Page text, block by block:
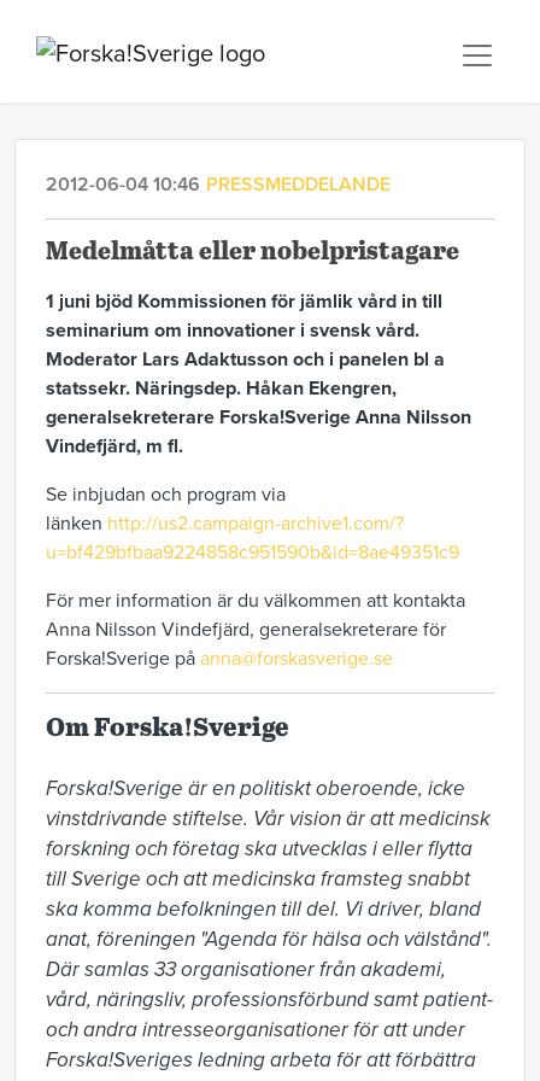
2012-06-04 10:46 PRESSMEDDELANDE
Medelmåtta eller nobelpristagare
1 juni bjöd Kommissionen för jämlik vård in till
seminarium om innovationer i svensk vård.
Moderator Lars Adaktusson och i panelen bl a
statssekr. Näringsdep. Håkan Ekengren,
generalsekreterare Forska!Sverige Anna Nilsson
Vindefjärd, m fl.
Se inbjudan och program via
länken http://us2.campaign-archive1.com/?
u=bf429bfbaa9224858c951590b&id=8ae49351c9
För mer information är du välkommen att kontakta
Anna Nilsson Vindefjärd, generalsekreterare för
Forska!Sverige på anna@forskasverige.se
Om Forska!Sverige
Forska!Sverige är en politiskt oberoende, icke
vinstdrivande stiftelse. Vår vision är att medicinsk
forskning och företag ska utvecklas i eller flytta
till Sverige och att medicinska framsteg snabbt
ska komma befolkningen till del. Vi driver, bland
anat, föreningen "Agenda för hälsa och välstånd".
Där samlas 33 organisationer från akademi,
vård, näringsliv, professionsförbund samt patient-
och andra intresseorganisationer för att under
Forska!Sveriges ledning arbeta för att förbättra